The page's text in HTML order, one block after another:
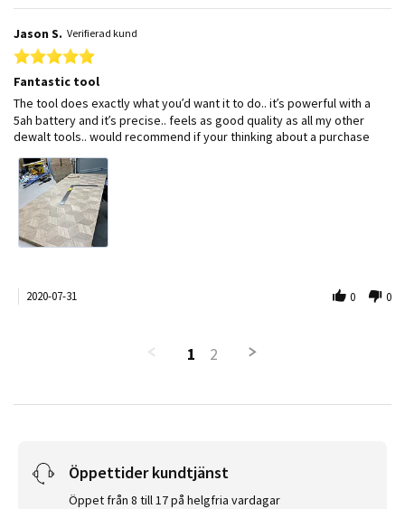
Jason S. Verifierad kund
5.0 star rating
Fantastic tool
Review by Jason S. on 31 Jul 2020
review stating Fantastic tool
The tool does exactly what you’d want it to do.. it’s powerful with a
5ah battery and it’s precise.. feels as good quality as all my other
dewalt tools.. would recommend if your thinking about a purchase
2020-07-31 0 0
1 2
Öppettider kundtjänst
Öppet från 8 till 17 på helgfria vardagar